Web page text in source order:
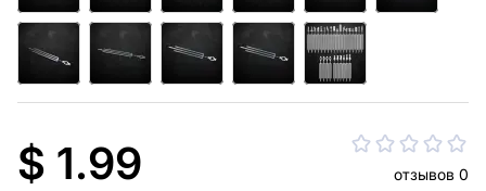
$ 1.99 отзывов 0